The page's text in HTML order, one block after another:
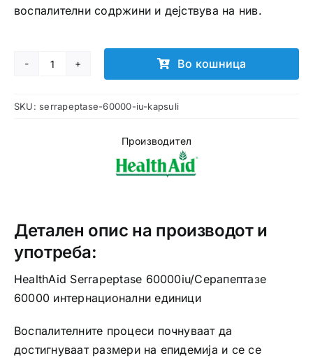
воспалителни содржини и дејствува на нив.
Serrapeptase
капсули
Во кошница
SKU: serrapeptase-60000-iu-kapsuli
Производител
Детален опис на производот и
употреба:
HealthAid Serrapeptase 60000iu/Серапептазе
60000 интернационални единици
Воспалителните процеси почнуваат да
достигнуваат размери на епидемија и се се